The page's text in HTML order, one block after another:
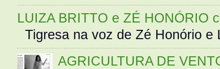
LUIZA BRITTO e ZÉ HONÓRIO
Tigresa na voz de Zé Honório
AGRICULTURA DE